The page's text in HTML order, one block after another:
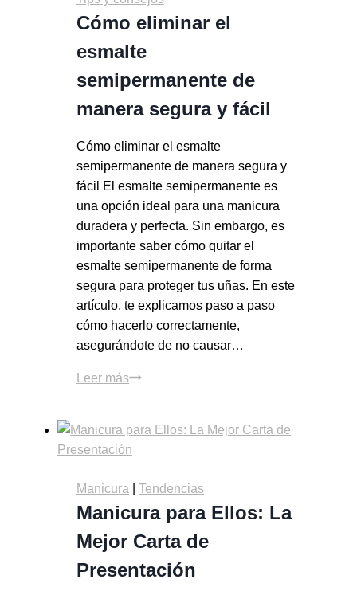
Cómo eliminar el
esmalte
semipermanente de
manera segura y fácil
Cómo eliminar el esmalte
semipermanente de manera segura y
fácil El esmalte semipermanente es
una opción ideal para una manicura
duradera y perfecta. Sin embargo, es
importante saber cómo quitar el
esmalte semipermanente de forma
segura para proteger tus uñas. En este
artículo, te explicamos paso a paso
cómo hacerlo correctamente,
asegurándote de no causar…
Leer más
Manicura Tendencias
Manicura para Ellos: La
Mejor Carta de
Presentación